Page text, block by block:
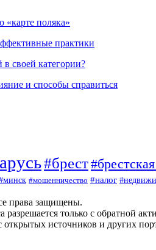
«карте поляка»
практики
своей категории?
и способы справиться
#брест
#мошенничество #налог
права защищены.
только с обратной
источников и других